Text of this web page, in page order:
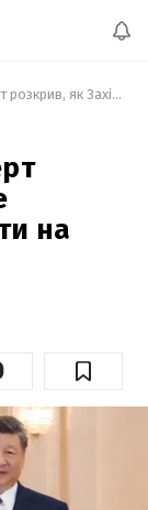
Ризикована гра: експерт розкрив, як Захід може змусити Китай вплинути на Росію
на